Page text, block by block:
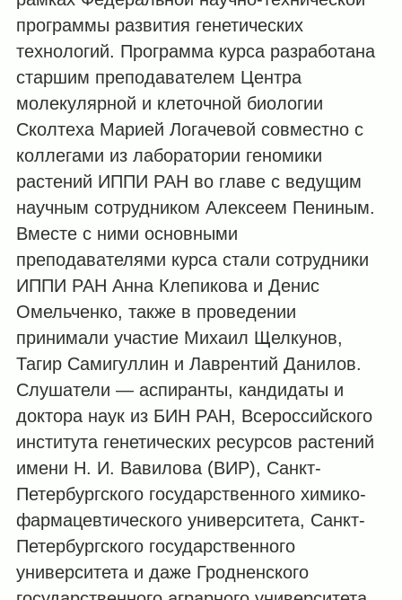
программы развития генетических
технологий. Программа курса разработана
старшим преподавателем Центра
молекулярной и клеточной биологии
Сколтеха Марией Логачевой совместно с
коллегами из лаборатории геномики
растений ИППИ РАН во главе с ведущим
научным сотрудником Алексеем Пениным.
Вместе с ними основными
преподавателями курса стали сотрудники
ИППИ РАН Анна Клепикова и Денис
Омельченко, также в проведении
принимали участие Михаил Щелкунов,
Тагир Самигуллин и Лаврентий Данилов.
Слушатели — аспиранты, кандидаты и
доктора наук из БИН РАН, Всероссийского
института генетических ресурсов растений
имени Н. И. Вавилова (ВИР), Санкт-
Петербургского государственного химико-
фармацевтического университета, Санкт-
Петербургского государственного
университета и даже Гродненского